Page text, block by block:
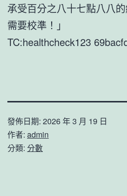
承受百分之八十七點八八
需要校準！」
TC:healthcheck123
發佈日期: 2026 年 3 月 19 日
作者: admin
分類: 分數